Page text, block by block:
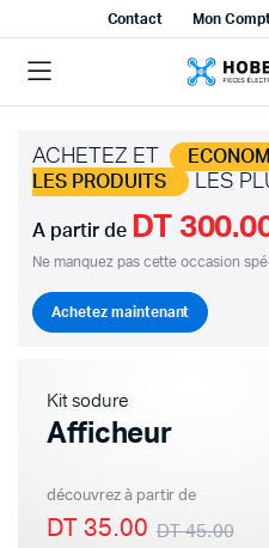
Contact Mon
ACHETEZ ET
LES PRODUITS
LES
A partir de DT
Ne manquez pas cette occasion
Achetez maintenant
Kit sodure
Afficheur
découvrez à partir de
DT 45.00
DT 35.00